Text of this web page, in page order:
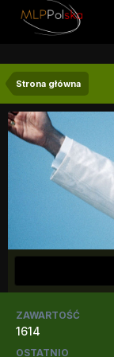
Strona główna
ZAWARTOŚĆ
1614
OSTATNIO